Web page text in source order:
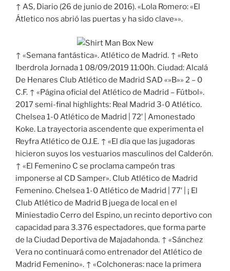
↑ AS, Diario (26 de junio de 2016). «Lola Romero: «El
Átletico nos abrió las puertas y ha sido clave»».
↑ «Semana fantástica». Atlético de Madrid. ↑ «Reto
Iberdrola Jornada 1 08/09/2019 11:00h. Ciudad: Alcalá
De Henares Club Atlético de Madrid SAD «»B»» 2 – 0
C.F. ↑ «Página oficial del Atlético de Madrid – Fútbol».
2017 semi-final highlights: Real Madrid 3-0 Atlético.
Chelsea 1-0 Atlético de Madrid | 72′ | Amonestado
Koke. La trayectoria ascendente que experimenta el
Reyfra Atlético de O.J.E. ↑ «El día que las jugadoras
hicieron suyos los vestuarios masculinos del Calderón.
↑ «El Femenino C se proclama campeón tras
imponerse al CD Samper». Club Atlético de Madrid
Femenino. Chelsea 1-0 Atlético de Madrid | 77′ | ¡ El
Club Atlético de Madrid B juega de local en el
Miniestadio Cerro del Espino, un recinto deportivo con
capacidad para 3.376 espectadores, que forma parte
de la Ciudad Deportiva de Majadahonda. ↑ «Sánchez
Vera no continuará como entrenador del Atlético de
Madrid Femenino». ↑ «Colchoneras: nace la primera